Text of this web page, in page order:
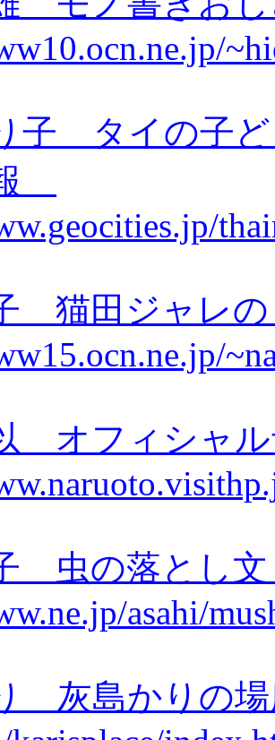
子 タイの子ど
猫田ジャレ
オフィシャ
虫の落とし
asahi/
灰島かりの場